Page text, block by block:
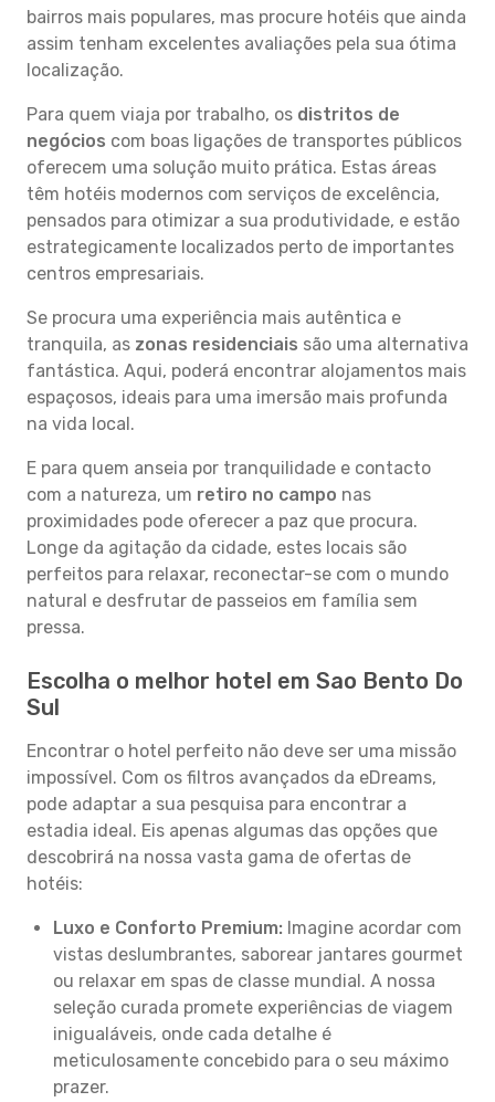
bairros mais populares, mas procure hotéis que ainda
assim tenham excelentes avaliações pela sua ótima
localização.
Para quem viaja por trabalho, os distritos de
negócios com boas ligações de transportes públicos
oferecem uma solução muito prática. Estas áreas
têm hotéis modernos com serviços de excelência,
pensados para otimizar a sua produtividade, e estão
estrategicamente localizados perto de importantes
centros empresariais.
Se procura uma experiência mais autêntica e
tranquila, as zonas residenciais são uma alternativa
fantástica. Aqui, poderá encontrar alojamentos mais
espaçosos, ideais para uma imersão mais profunda
na vida local.
E para quem anseia por tranquilidade e contacto
com a natureza, um retiro no campo nas
proximidades pode oferecer a paz que procura.
Longe da agitação da cidade, estes locais são
perfeitos para relaxar, reconectar-se com o mundo
natural e desfrutar de passeios em família sem
pressa.
Escolha o melhor hotel em Sao Bento Do
Sul
Encontrar o hotel perfeito não deve ser uma missão
impossível. Com os filtros avançados da eDreams,
pode adaptar a sua pesquisa para encontrar a
estadia ideal. Eis apenas algumas das opções que
descobrirá na nossa vasta gama de ofertas de
hotéis:
Luxo e Conforto Premium: Imagine acordar com
vistas deslumbrantes, saborear jantares gourmet
ou relaxar em spas de classe mundial. A nossa
seleção curada promete experiências de viagem
inigualáveis, onde cada detalhe é
meticulosamente concebido para o seu máximo
prazer.